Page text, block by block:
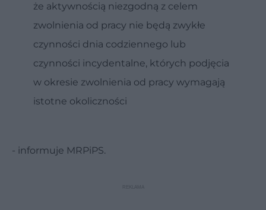
że aktywnością niezgodną z celem
zwolnienia od pracy nie będą zwykłe
czynności dnia codziennego lub
czynności incydentalne, których podjęcia
w okresie zwolnienia od pracy wymagają
istotne okoliczności
- informuje MRPiPS.